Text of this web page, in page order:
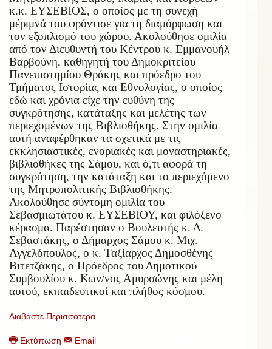
κ.κ. ΕΥΣΕΒΙΟΣ, ο οποίος με τη συνεχή
μέριμνά του φρόντισε για τη διαμόρφωση και
τον εξοπλισμό του χώρου. Ακολούθησε ομιλία
από τον Διευθυντή του Κέντρου κ. Εμμανουήλ
Βαρβούνη, καθηγητή του Δημοκριτείου
Πανεπιστημίου Θράκης και πρόεδρο του
Τμήματος Ιστορίας και Εθνολογίας, ο οποίος
εδώ και χρόνια είχε την ευθύνη της
συγκρότησης, κατάταξης και μελέτης των
περιεχομένων της Βιβλιοθήκης. Στην ομιλία
αυτή αναφέρθηκαν τα σχετικά με τις
εκκλησιαστικές, ενοριακές και μοναστηριακές,
βιβλιοθήκες της Σάμου, και ό,τι αφορά τη
συγκρότηση, την κατάταξη και το περιεχόμενο
της Μητροπολιτικής Βιβλιοθήκης.
Ακολούθησε σύντομη ομιλία του
Σεβασμιωτάτου κ. ΕΥΣΕΒΙΟΥ, και φιλόξενο
κέρασμα. Παρέστησαν ο Βουλευτής κ. Δ.
Σεβαστάκης, ο Δήμαρχος Σάμου κ. Μιχ.
Αγγελόπουλος, ο κ. Ταξίαρχος Δημοσθένης
Βιτετζάκης, ο Πρόεδρος του Δημοτικού
Συμβουλίου κ. Κων/νος Αμυρσώνης και μέλη
αυτού, εκπαιδευτικοί και πλήθος κόσμου.
Διαβάστε Περισσότερα
Εκτύπωση Email